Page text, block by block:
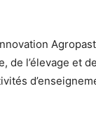
de l’élevage et